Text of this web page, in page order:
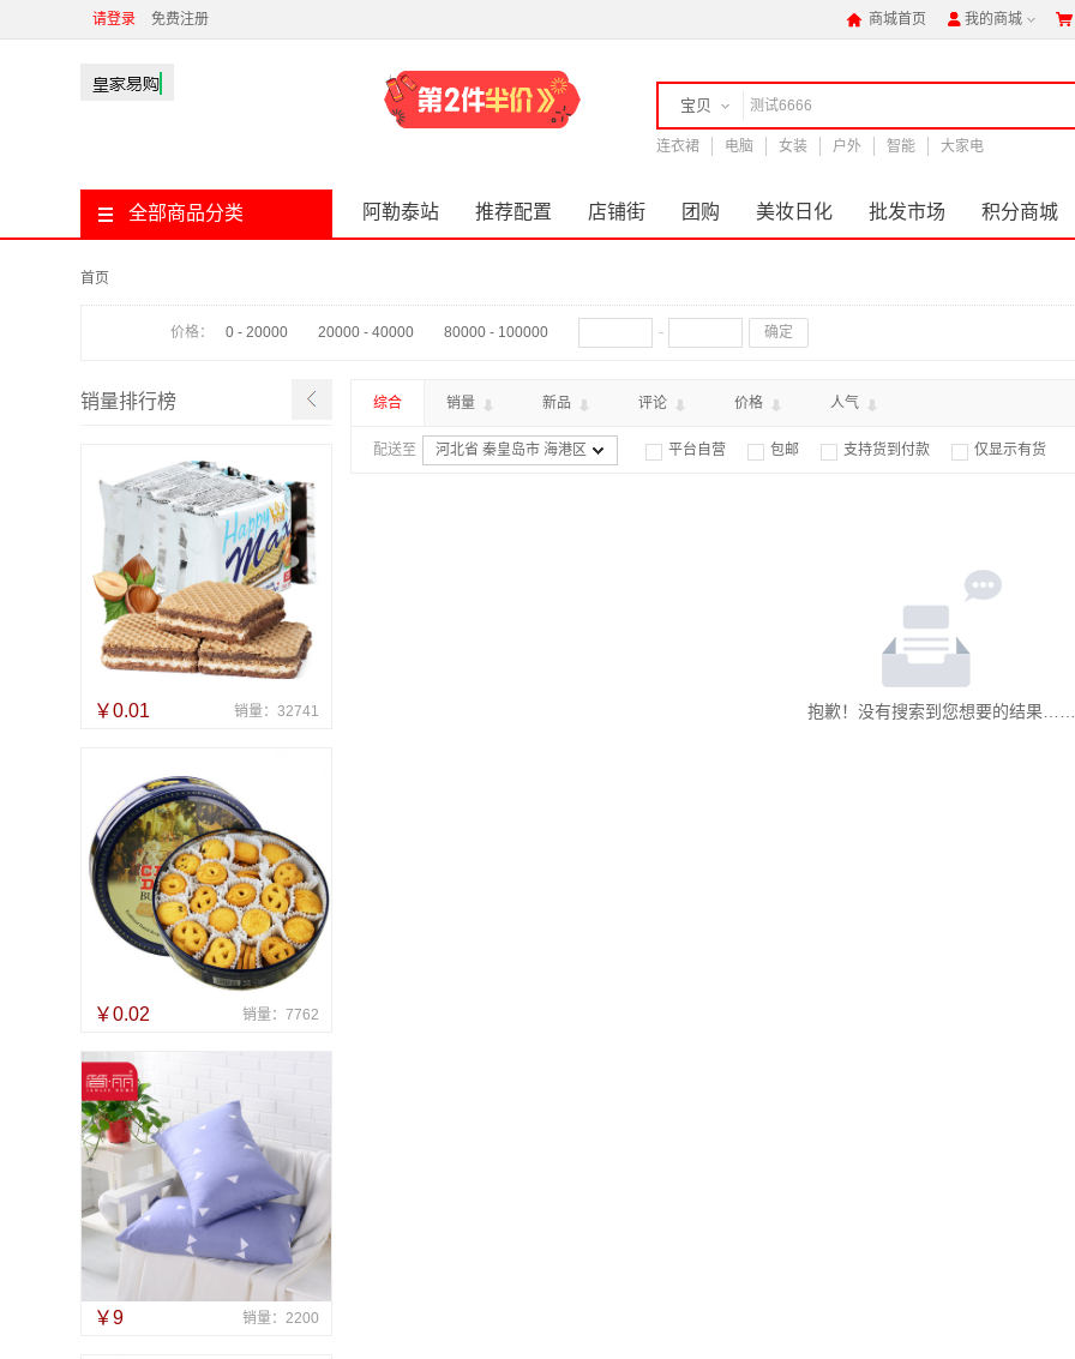
请登录 免费注册  商城首页  我的商城 
宝贝
店铺
连衣裙 电脑 女装 户外 智能 大家电
全部商品分类 阿勒泰站 推荐配置 店铺街 团购 美妆日化 批发市场 积分商城
首页
价格： 0 - 20000 20000 - 40000 80000 - 100000 确定
销量排行榜
￥0.01 销量：32741
￥0.02 销量：7762
￥9 销量：2200
综合 销量 新品 评论 价格 人气
配送至 河北省 秦皇岛市 海港区 平台自营 包邮 支持货到付款 仅显示有货
抱歉！没有搜索到您想要的结果……